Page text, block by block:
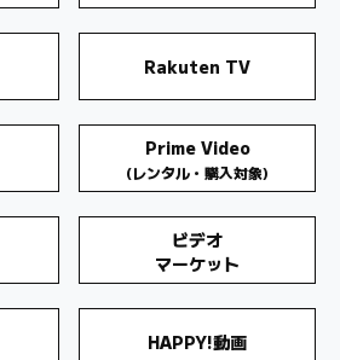
Rakuten TV
Prime Video
(レンタル・購入対象)
ビデオ
マーケット
HAPPY!動画